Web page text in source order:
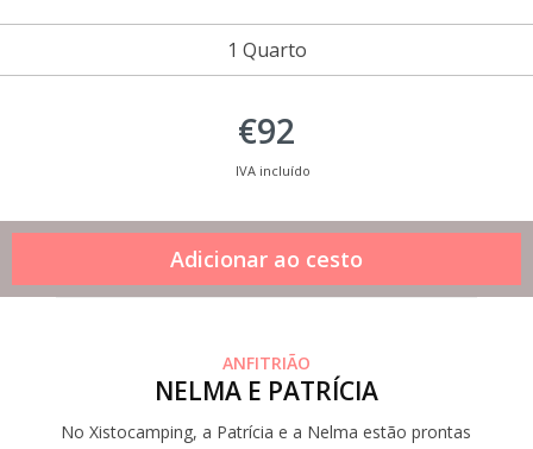
1 Quarto
€92
IVA incluído
ANFITRIÃO
NELMA E PATRÍCIA
No Xistocamping, a Patrícia e a Nelma estão prontas